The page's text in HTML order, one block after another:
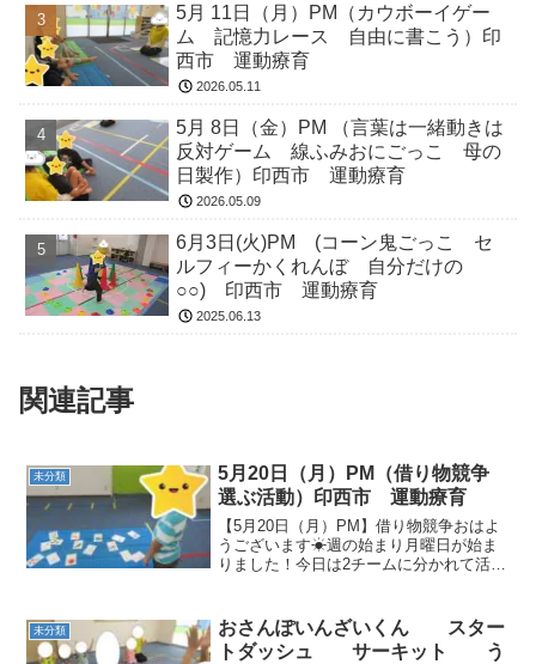
5月 11日（月）PM（カウボーイゲー
ム 記憶力レース 自由に書こう）印
西市 運動療育
2026.05.11
5月 8日（金）PM （言葉は一緒動きは
反対ゲーム 線ふみおにごっこ 母の
日製作）印西市 運動療育
2026.05.09
6月3日(火)PM (コーン鬼ごっこ セ
ルフィーかくれんぼ 自分だけの
○○) 印西市 運動療育
2025.06.13
関連記事
未分類
5月20日（月）PM（借り物競争
選ぶ活動）印西市 運動療育
【5月20日（月）PM】借り物競争おはよ
うございます☀週の始まり月曜日が始ま
りました！今日は2チームに分かれて活動
たお題の答えを探します🔍 選ぶ活動（フ
リスビー・跳箱・...
未分類
おさんぽいんざいくん スター
トダッシュ サーキット う